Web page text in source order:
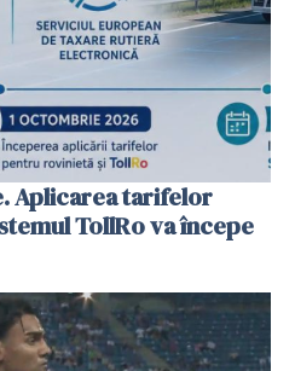
Aplicarea tarifelor
TollRo va începe